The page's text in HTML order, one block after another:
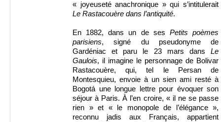
« joyeuseté anachronique » qui s’intitulerait
Le Rastacouère dans l’antiquité.
En 1882, dans un de ses Petits poèmes
parisiens, signé du pseudonyme de
Gardéniac et paru le 23 mars dans Le
Gaulois, il imagine le personnage de Bolivar
Rastacouère, qui, tel le Persan de
Montesquieu, envoie à un sien ami resté à
Bogotá une longue lettre pour évoquer son
séjour à Paris. À l’en croire, « il ne se passe
rien » et « le monopole de l’élégance »,
reconnu jadis aux Français, appartient